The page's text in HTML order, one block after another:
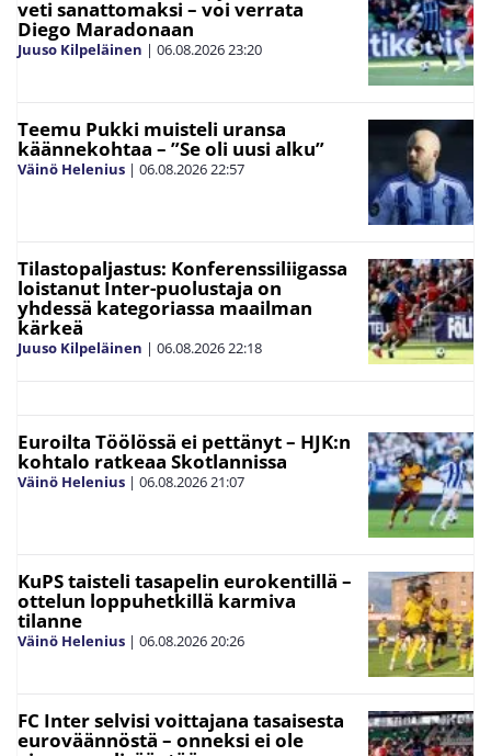
veti sanattomaksi – voi verrata
Diego Maradonaan
Juuso Kilpeläinen | 06.08.202623:20
Teemu Pukki muisteli uransa
käännekohtaa – ”Se oli uusi alku”
Väinö Helenius | 06.08.202622:57
Tilastopaljastus: Konferenssiliigassa
loistanut Inter-puolustaja on
yhdessä kategoriassa maailman
kärkeä
Juuso Kilpeläinen | 06.08.202622:18
Euroilta Töölössä ei pettänyt – HJK:n
kohtalo ratkeaa Skotlannissa
Väinö Helenius | 06.08.202621:07
KuPS taisteli tasapelin eurokentillä –
ottelun loppuhetkillä karmiva
tilanne
Väinö Helenius | 06.08.202620:26
FC Inter selvisi voittajana tasaisesta
euroväännöstä – onneksi ei ole